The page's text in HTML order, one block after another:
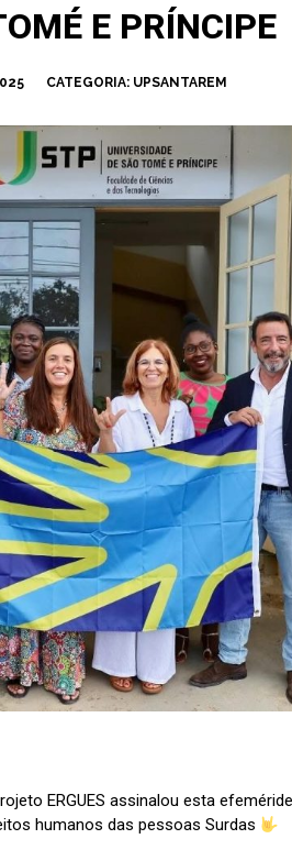
E PRÍNCIPE
CATEGORIA: UPSANTAREM
ERGUES assinalou esta
humanos das pessoas Surdas